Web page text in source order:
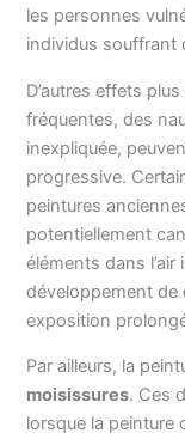
les personnes
individus souffrant
D’autres effets
fréquentes, des
inexpliquée,
progressive.
peintures
potentiellement
éléments dans
développement de
exposition
Par ailleurs, la
moisissures. Ces
lorsque la peinture